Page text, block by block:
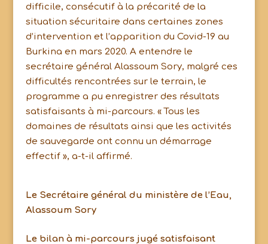
difficile, consécutif à la précarité de la
situation sécuritaire dans certaines zones
d’intervention et l’apparition du Covid-19 au
Burkina en mars 2020. A entendre le
secrétaire général Alassoum Sory, malgré ces
difficultés rencontrées sur le terrain, le
programme a pu enregistrer des résultats
satisfaisants à mi-parcours. « Tous les
domaines de résultats ainsi que les activités
de sauvegarde ont connu un démarrage
effectif », a-t-il affirmé.
Le Secrétaire général du ministère de l’Eau,
Alassoum Sory
Le bilan à mi-parcours jugé satisfaisant